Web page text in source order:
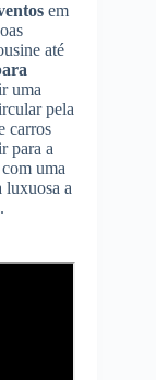
em
até
uma
pela
carros
para a
uma
luxuosa a